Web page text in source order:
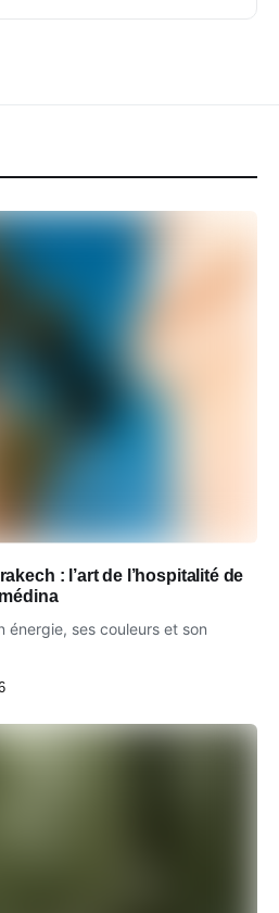
: l’art de l’hospitalité de
ses couleurs et son